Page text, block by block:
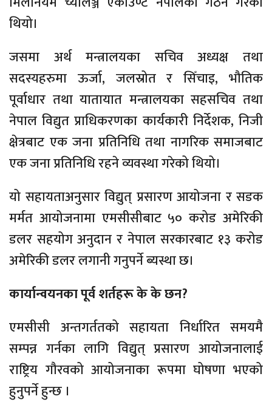
थियो।
जसमा अर्थ मन्त्रालयका सचिव अध्यक्ष तथा
सदस्यहरुमा ऊर्जा, जलस्रोत र सिँचाइ, भौतिक
पूर्वाधार तथा यातायात मन्त्रालयका सहसचिव तथा
नेपाल विद्युत प्राधिकरणका कार्यकारी निर्देशक, निजी
क्षेत्रबाट एक जना प्रतिनिधि तथा नागरिक समाजबाट
एक जना प्रतिनिधि रहने व्यवस्था गरेको थियो।
यो सहायताअनुसार विद्युत् प्रसारण आयोजना र सडक
मर्मत आयोजनामा एमसीसीबाट ५० करोड अमेरिकी
डलर सहयोग अनुदान र नेपाल सरकारबाट १३ करोड
अमेरिकी डलर लगानी गनुपर्ने ब्यस्था छ।
कार्यान्वयनका पूर्व शर्तहरू के के छन?
एमसीसी अन्तगर्ततको सहायता निर्धारित समयमै
सम्पन्न गर्नका लागि विद्युत् प्रसारण आयोजनालाई
राष्ट्रिय गौरवको आयोजनाका रूपमा घोषणा भएको
हुनुपर्ने हुन्छ ।